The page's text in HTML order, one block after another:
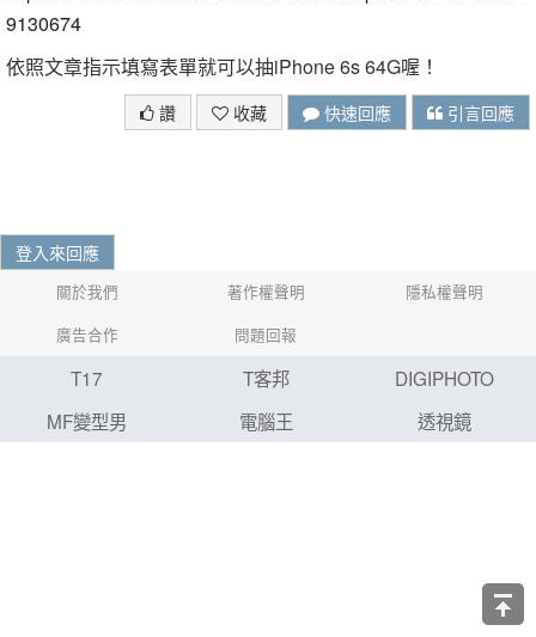
9130674
依照文章指示填寫表單就可以抽iPhone 6s 64G喔！
讚 收藏 快速回應 引言回應
登入來回應
關於我們 著作權聲明
隱私權聲明
廣告合作
問題回報
T17 T客邦
DIGIPHOTO
MF變型男
電腦王 透視鏡